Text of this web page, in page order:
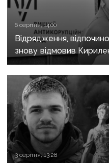
6 серпня, 14:00
Відрядження,
знову відмовив
3 серпня, 13:28